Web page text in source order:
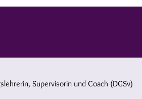
Supervisorin und Coach (DGSv)